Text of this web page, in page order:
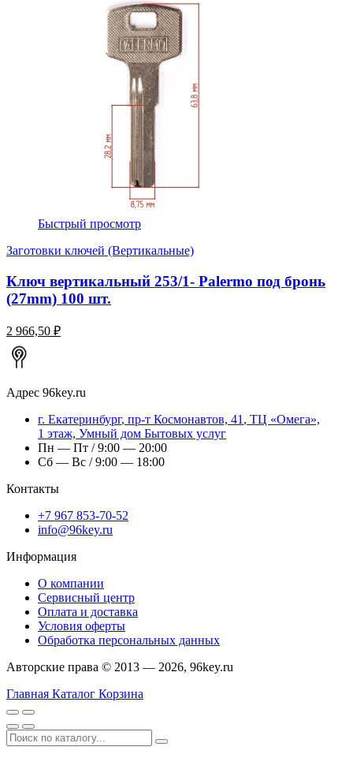
Быстрый просмотр
Заготовки ключей (Вертикальные)
Ключ вертикальный 253/1- Palermo под бронь
(27mm) 100 шт.
2 966,50 ₽
Адрес 96key.ru
г. Екатеринбург, пр-т Космонавтов, 41, ТЦ «Омега»,
1 этаж, Умный дом Бытовых услуг
Пн — Пт / 9:00 — 20:00
Сб — Вс / 9:00 — 18:00
Контакты
+7 967 853-70-52
info@96key.ru
Информация
О компании
Сервисный центр
Оплата и доставка
Условия оферты
Обработка персональных данных
Авторские права © 2013 — 2026, 96key.ru
Главная Каталог Корзина